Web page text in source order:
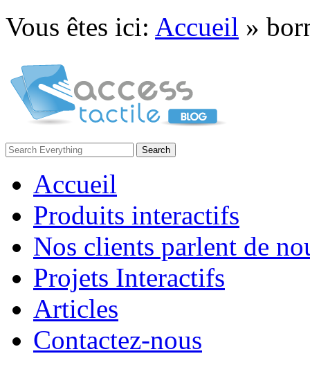
Vous êtes ici: Accueil »
Accueil
Produits interactifs
Nos clients parlent de
Projets Interactifs
Articles
Contactez-nous